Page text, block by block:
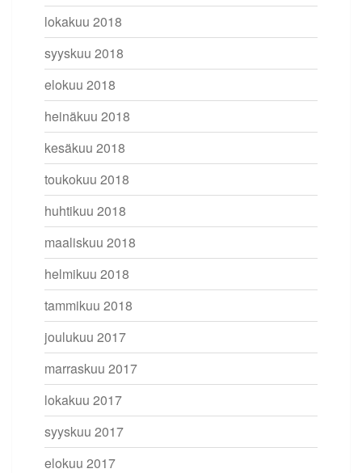
lokakuu 2018
syyskuu 2018
elokuu 2018
heinäkuu 2018
kesäkuu 2018
toukokuu 2018
huhtikuu 2018
maaliskuu 2018
helmikuu 2018
tammikuu 2018
joulukuu 2017
marraskuu 2017
lokakuu 2017
syyskuu 2017
elokuu 2017